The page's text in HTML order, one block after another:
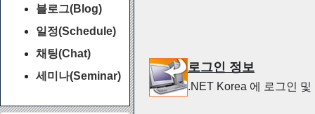
블로그(Blog)
일정(Schedule)
채팅(Chat)
세미나(Seminar)
로그인 정보
.NET Korea 에 로그인